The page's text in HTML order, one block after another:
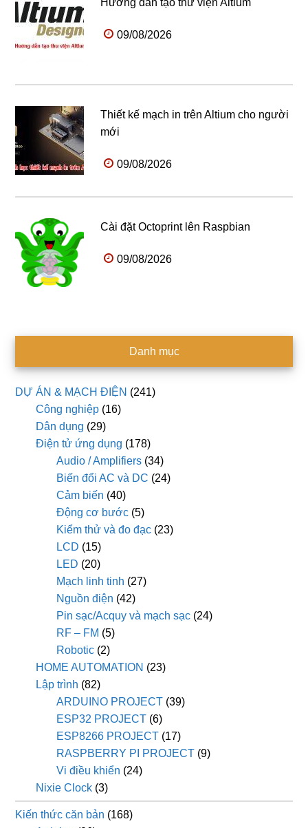
09/08/2026
Thiết kế mạch in trên Altium cho người
mới
09/08/2026
Cài đặt Octoprint lên Raspbian
09/08/2026
Danh mục
DỰ ÁN & MẠCH ĐIỆN (241)
Công nghiệp (16)
Dân dụng (29)
Điện tử ứng dụng (178)
Audio / Amplifiers (34)
Biến đổi AC và DC (24)
Cảm biến (40)
Động cơ bước (5)
Kiểm thử và đo đạc (23)
LCD (15)
LED (20)
Mạch linh tinh (27)
Nguồn điện (42)
Pin sạc/Acquy và mạch sạc (24)
RF – FM (5)
Robotic (2)
HOME AUTOMATION (23)
Lập trình (82)
ARDUINO PROJECT (39)
ESP32 PROJECT (6)
ESP8266 PROJECT (17)
RASPBERRY PI PROJECT (9)
Vi điều khiển (24)
Nixie Clock (3)
Kiến thức căn bản (168)